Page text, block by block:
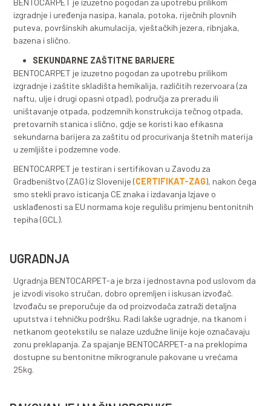
ODLAGALIŠTA OTPADA
BENTOCAPRET je odličan izbor za izgradnju i sanaciju
gornjih brtvenih slojeva za različita odlagališta
SAOBRAĆAJNA INFRASTRUKTURA
BENTOCARPET je izuzetno pogodan za upotrebu
izgradnje drumskih i željezničkih saobraćajnica,
površina i sličnih objekata saobraćajne
izuzetnim hidrauličkim i mehaničkim svojstvima
sprečava migraciju fluida kroz nasipe, štiti njihovu
efikasno sprečava prodor onečišćenih fluida u
kao i u dublje slojeve tla, štiteći na taj način
zagađenja.
HIDROTEHNIČKI OBJEKTI
izgradnje i uređenja nasipa, kanala, potoka, riječnih
bazena i slično.
SEKUNDARNE ZAŠTITNE BARIJERE
BENTOCARPET je izuzetno pogodan za upotrebu
izgradnje i zaštite skladišta hemikalija, različitih
naftu, ulje i drugi opasni otpad), područja za preradu
uništavanje otpada, podzemnih konstrukcija tečnog